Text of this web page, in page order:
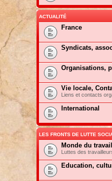
ACTUALITÉ
France
Syndicats,
Organisations,
Vie locale,
Liens et contacts
International
LES FRONTS DE LUTTE
Monde du travail
Luttes des
Education,